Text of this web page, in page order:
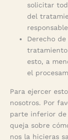
solicitar
del
Derecho
esto, a
el
Para ejercer
nosotros. Por
parte inferior de
queja sobre
nos la hicieras